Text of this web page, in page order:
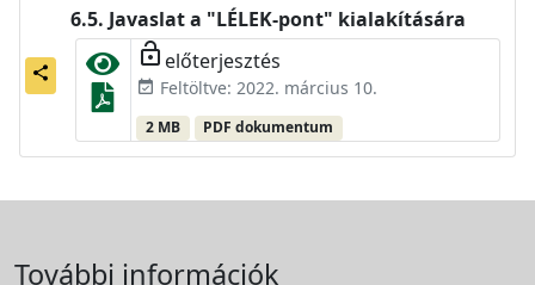
share
Javaslat a "LÉLEK-pont" kialakítására
lock_open előterjesztés
event_available Feltöltve: 2022. március 10.
2 MB PDF dokumentum
További információk